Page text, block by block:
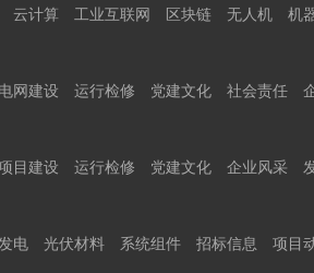
云计算 工业互联网 区块链 无人机 机
电网建设 运行检修 党建文化 社会责任
目建设 运行检修 党建文化 企业风采
电 光伏材料 系统组件 招标信息 项目